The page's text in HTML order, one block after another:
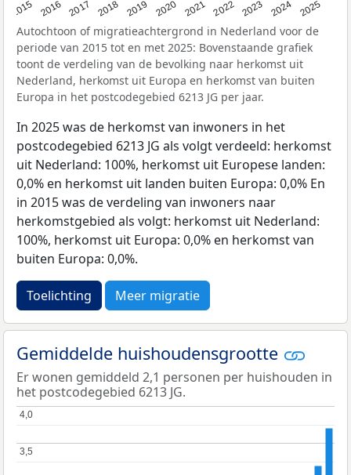
2015 2016 2017 2018 2019 2020 2021 2022 2023 2024 2025
Autochtoon of migratieachtergrond in Nederland voor de
periode van 2015 tot en met 2025: Bovenstaande grafiek
toont de verdeling van de bevolking naar herkomst uit
Nederland, herkomst uit Europa en herkomst van buiten
Europa in het postcodegebied 6213 JG per jaar.
In 2025 was de herkomst van inwoners in het
postcodegebied 6213 JG als volgt verdeeld: herkomst
uit Nederland: 100%, herkomst uit Europese landen:
0,0% en herkomst uit landen buiten Europa: 0,0% En
in 2015 was de verdeling van inwoners naar
herkomstgebied als volgt: herkomst uit Nederland:
100%, herkomst uit Europa: 0,0% en herkomst van
buiten Europa: 0,0%.
Toelichting Meer migratie
Gemiddelde huishoudensgrootte
Er wonen gemiddeld 2,1 personen per huishouden in
het postcodegebied 6213 JG.
3,5
3,5
4,0
4,0